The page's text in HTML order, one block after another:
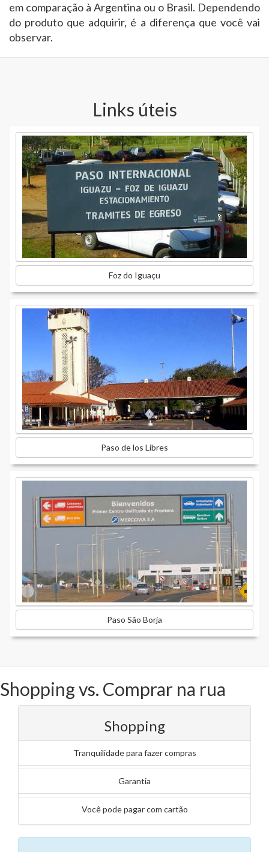
em comparação à Argentina ou o Brasil. Dependendo
do produto que adquirir, é a diferença que você vai
observar.
Links úteis
Foz do Iguaçu
Paso de los Libres
Paso São Borja
Shopping vs. Comprar na rua
Shopping
Tranquilidade para fazer compras
Garantia
Você pode pagar com cartão